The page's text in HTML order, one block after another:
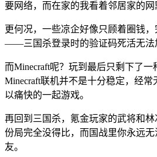
要网络，而在家的我看着邻居家的网
更何况，一些凉企好像只顾着圈钱，
——三国杀登录时的验证码死活无法
而Minecraft呢？玩到最后只剩下了一
Minecraft联机并不是十分稳定，经
以痛快的一起游戏。
再回到三国杀，氪金玩家的武将和
份局完全没得比，而国战里你永远
友。